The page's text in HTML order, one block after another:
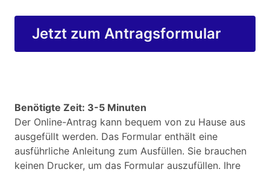
Jetzt zum Antragsformular
Benötigte Zeit: 3-5 Minuten
Der Online-Antrag kann bequem von zu Hause aus
ausgefüllt werden. Das Formular enthält eine
ausführliche Anleitung zum Ausfüllen. Sie brauchen
keinen Drucker, um das Formular auszufüllen. Ihre